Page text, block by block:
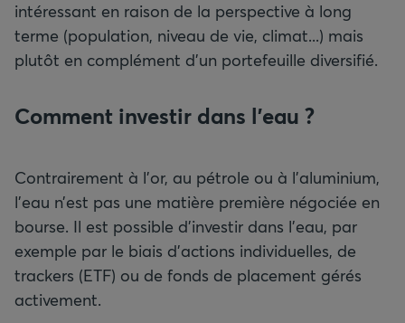
intéressant en raison de la perspective à long
terme (population, niveau de vie, climat...) mais
plutôt en complément d’un portefeuille diversifié.
Comment investir dans l’eau ?
Contrairement à l’or, au pétrole ou à l’aluminium,
l’eau n’est pas une matière première négociée en
bourse. Il est possible d’investir dans l’eau, par
exemple par le biais d’actions individuelles, de
trackers (ETF) ou de fonds de placement gérés
activement.